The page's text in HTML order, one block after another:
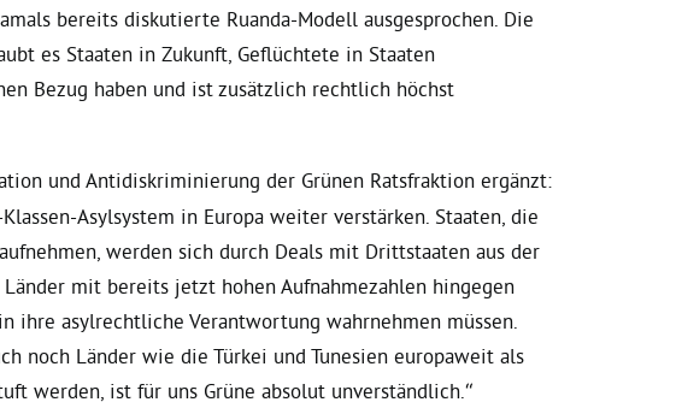
bereits diskutierte Ruanda-Modell ausgesprochen. Die
es Staaten in Zukunft Geflüchtete in Staaten
Bezug haben und ist zusätzlich rechtlich höchst
und Antidiskriminierung der Grünen Ratsfraktion ergänzt:
Asylsystem in Europa weiter verstärken. Staaten, die
werden sich durch Deals mit Drittstaaten aus der
mit bereits jetzt hohen Aufnahmezahlen hingegen
asylrechtliche Verantwortung wahrnehmen müssen.
noch Länder wie die Türkei und Tunesien europaweit als
werden, ist für uns Grüne absolut unverständlich.“